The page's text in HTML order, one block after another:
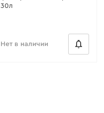
30л
Нет в наличии